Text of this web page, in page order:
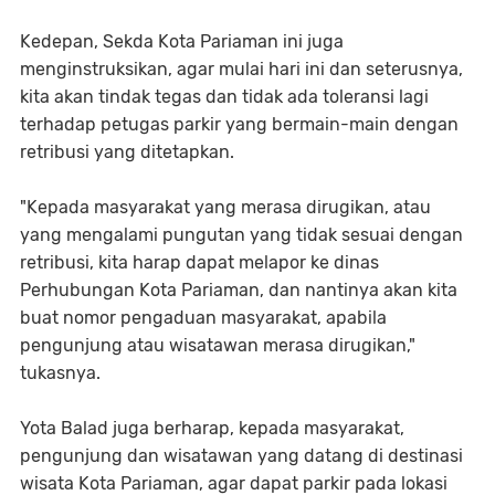
Kedepan, Sekda Kota Pariaman ini juga
menginstruksikan, agar mulai hari ini dan seterusnya,
kita akan tindak tegas dan tidak ada toleransi lagi
terhadap petugas parkir yang bermain-main dengan
retribusi yang ditetapkan.
"Kepada masyarakat yang merasa dirugikan, atau
yang mengalami pungutan yang tidak sesuai dengan
retribusi, kita harap dapat melapor ke dinas
Perhubungan Kota Pariaman, dan nantinya akan kita
buat nomor pengaduan masyarakat, apabila
pengunjung atau wisatawan merasa dirugikan,"
tukasnya.
Yota Balad juga berharap, kepada masyarakat,
pengunjung dan wisatawan yang datang di destinasi
wisata Kota Pariaman, agar dapat parkir pada lokasi